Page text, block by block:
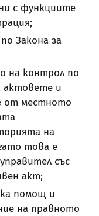
с функциите
Закона за
на контрол по
актовете и
от местното
на
това е
със
акт;
помощ и
на правното